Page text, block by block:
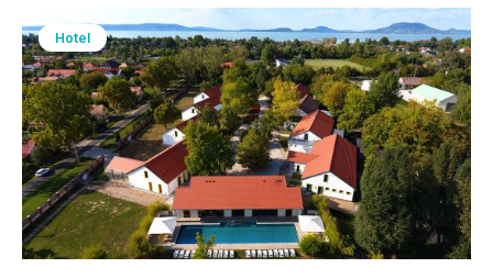
Hotel